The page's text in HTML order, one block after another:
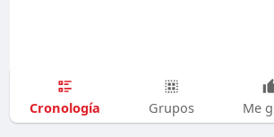
Cronología Grupos Me